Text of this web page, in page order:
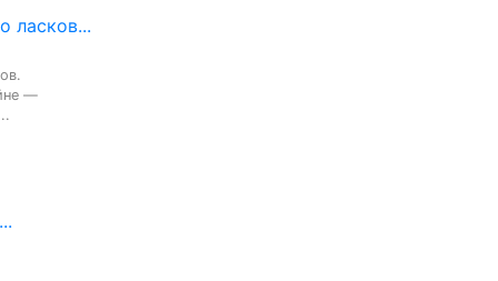
ласков...
—